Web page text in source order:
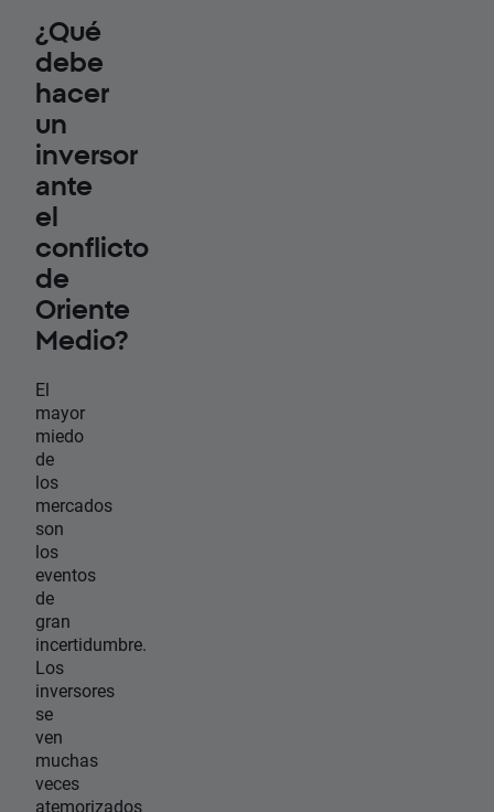
¿Qué
debe
hacer
un
inversor
ante
el
conflicto
de
Oriente
Medio?
El
mayor
miedo
de
los
mercados
son
los
eventos
de
gran
incertidumbre.
Los
inversores
se
ven
muchas
veces
atemorizados